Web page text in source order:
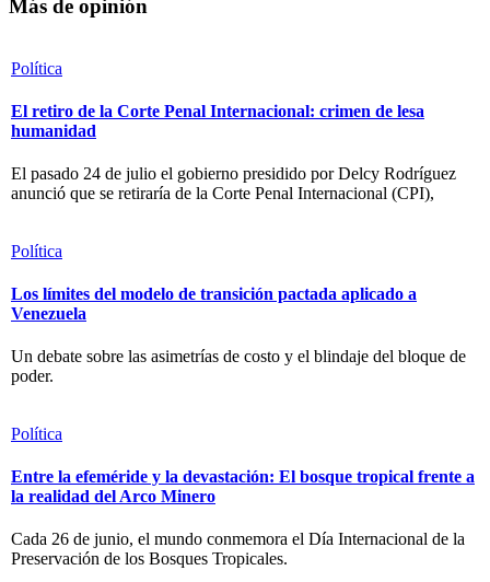
Más de opinión
Política
El retiro de la Corte Penal Internacional: crimen de lesa
humanidad
El pasado 24 de julio el gobierno presidido por Delcy Rodríguez
anunció que se retiraría de la Corte Penal Internacional (CPI),
Política
Los límites del modelo de transición pactada aplicado a
Venezuela
Un debate sobre las asimetrías de costo y el blindaje del bloque de
poder.
Política
Entre la efeméride y la devastación: El bosque tropical frente a
la realidad del Arco Minero
Cada 26 de junio, el mundo conmemora el Día Internacional de la
Preservación de los Bosques Tropicales.